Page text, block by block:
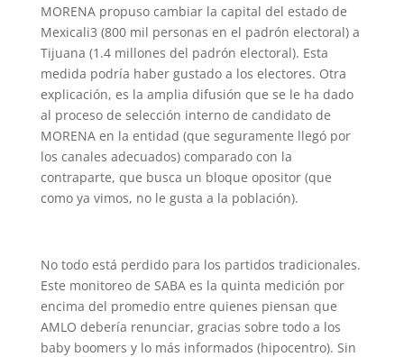
MORENA propuso cambiar la capital del estado de
Mexicali3 (800 mil personas en el padrón electoral) a
Tijuana (1.4 millones del padrón electoral). Esta
medida podría haber gustado a los electores. Otra
explicación, es la amplia difusión que se le ha dado
al proceso de selección interno de candidato de
MORENA en la entidad (que seguramente llegó por
los canales adecuados) comparado con la
contraparte, que busca un bloque opositor (que
como ya vimos, no le gusta a la población).
No todo está perdido para los partidos tradicionales.
Este monitoreo de SABA es la quinta medición por
encima del promedio entre quienes piensan que
AMLO debería renunciar, gracias sobre todo a los
baby boomers y lo más informados (hipocentro). Sin